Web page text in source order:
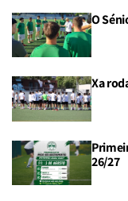
O
Xa
26/27